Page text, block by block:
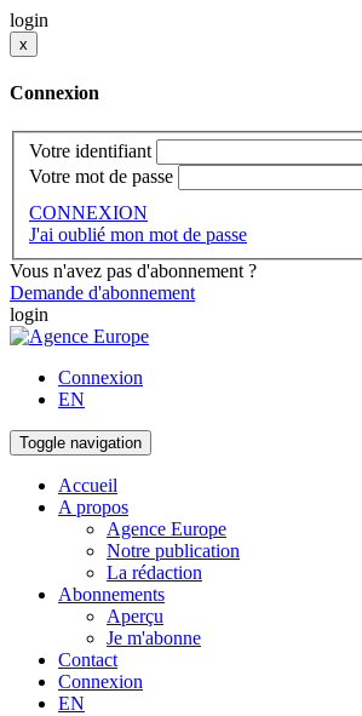
login
x
Connexion
Votre identifiant
Votre mot de passe
CONNEXION
J'ai oublié mon mot de passe
Vous n'avez pas d'abonnement ?
Demande d'abonnement
login
Connexion
EN
Toggle navigation
Accueil
A propos
Agence Europe
Notre publication
La rédaction
Abonnements
Aperçu
Je m'abonne
Contact
Connexion
EN